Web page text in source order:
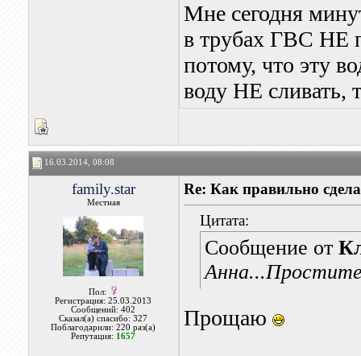
Мне сегодня
в трубах ГВС НЕ
потому, что эту
воду НЕ сливать,
16.03.2014, 08:08
family.star
Местная
Пол:
Регистрация: 25.03.2013
Сообщений: 402
Сказал(а) спасибо: 327
Поблагодарили: 220 раз(а)
Репутация: 1657
Re: Как правильно
Цитата:
Сообщение от
Прощаю